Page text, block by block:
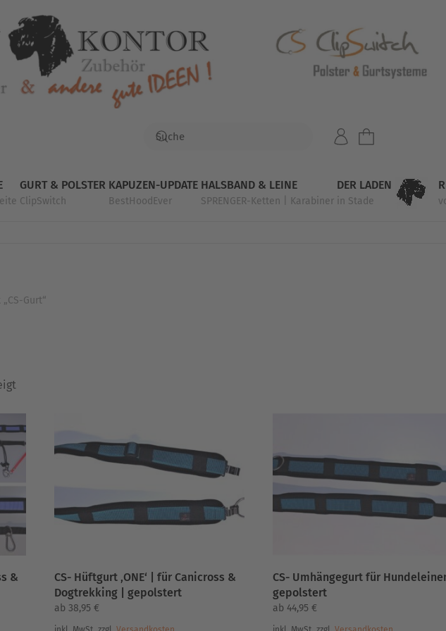
GURT & POLSTER
ClipSwitch
KAPUZEN-UPDATE
BestHoodEver
HALSBAND & LEINE
SPRENGER-Ketten | Karabiner
DER LADEN
in Stade
Gurt“
&
CS- Hüftgurt ‚ONE‘ | für Canicross &
Dogtrekking | gepolstert
ab 38,95 €
CS- Umhängegurt für
gepolstert
ab 44,95 €